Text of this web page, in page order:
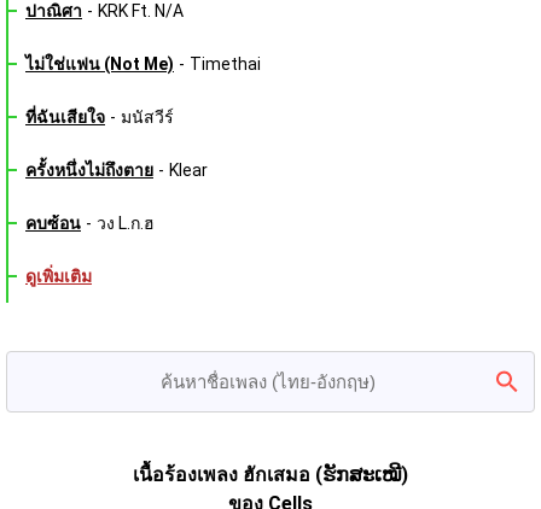
ปาณิศา - KRK Ft. N/A
ไม่ใช่แฟน (Not Me) - Timethai
ที่ฉันเสียใจ - มนัสวีร์
ครั้งหนึ่งไม่ถึงตาย - Klear
คบซ้อน - วง L.ก.ฮ
ดูเพิ่มเติม
เนื้อร้องเพลง ฮักเสมอ (ຮັກສະເໝີ)
ของ Cells